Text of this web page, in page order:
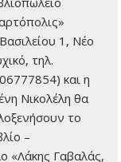
1, Νέο
τηλ.
και η
Νικολέλη θα
το
–
«Λάκης Γαβαλάς,